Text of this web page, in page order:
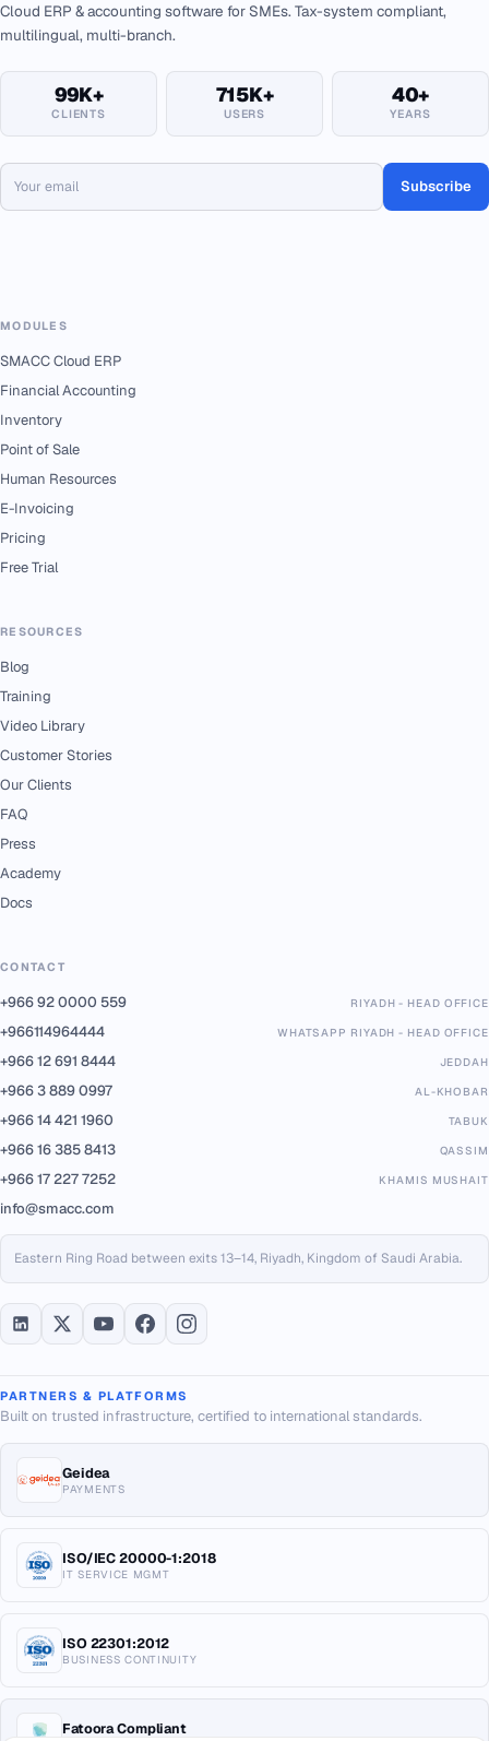
Cloud ERP & accounting software for SMEs. Tax-system compliant,
multilingual, multi-branch.
99K+
CLIENTS
715K+
USERS
40+
YEARS
Subscribe
MODULES
SMACC Cloud ERP
Financial Accounting
Inventory
Point of Sale
Human Resources
E-Invoicing
Pricing
Free Trial
RESOURCES
Blog
Training
Video Library
Customer Stories
Our Clients
FAQ
Press
Academy
Docs
CONTACT
+966 92 0000 559 RIYADH - HEAD OFFICE
+966114964444 WHATSAPP RIYADH - HEAD OFFICE
+966 12 691 8444 JEDDAH
+966 3 889 0997 AL-KHOBAR
+966 14 421 1960 TABUK
+966 16 385 8413 QASSIM
+966 17 227 7252 KHAMIS MUSHAIT
info@smacc.com
Eastern Ring Road between exits 13–14, Riyadh, Kingdom of Saudi Arabia.
PARTNERS & PLATFORMS
Built on trusted infrastructure, certified to international standards.
Geidea
PAYMENTS
ISO/IEC 20000-1:2018
IT SERVICE MGMT
ISO 22301:2012
BUSINESS CONTINUITY
Fatoora Compliant